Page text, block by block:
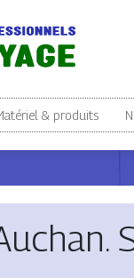
& produits